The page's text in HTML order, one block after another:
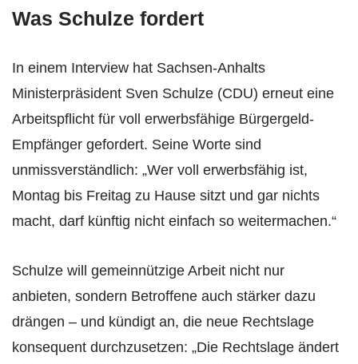
Was Schulze fordert
In einem Interview hat Sachsen-Anhalts
Ministerpräsident Sven Schulze (CDU) erneut eine
Arbeitspflicht für voll erwerbsfähige Bürgergeld-
Empfänger gefordert. Seine Worte sind
unmissverständlich: „Wer voll erwerbsfähig ist,
Montag bis Freitag zu Hause sitzt und gar nichts
macht, darf künftig nicht einfach so weitermachen.“
Schulze will gemeinnützige Arbeit nicht nur
anbieten, sondern Betroffene auch stärker dazu
drängen – und kündigt an, die neue Rechtslage
konsequent durchzusetzen: „Die Rechtslage ändert